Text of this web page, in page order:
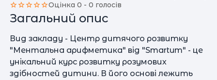
Оцінка 0 - 0 голосів
Загальний опис
Вид закладу - Центр дитячого розвитку
"Ментальна арифметика" від "Smartum" - це
унікальний курс розвитку розумових
здібностей дитини. В його основі лежить